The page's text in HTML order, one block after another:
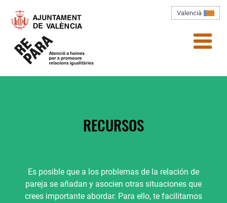
Valencià
RECURSOS
Es posible que a los problemas de la relación de
pareja se añadan y asocien otras situaciones que
crees importante abordar. Para ello, te facilitamos